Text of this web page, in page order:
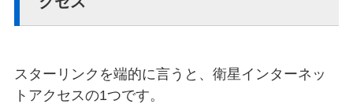
スターリンクを端的に言うと、衛星インターネッ
トアクセスの1つです。